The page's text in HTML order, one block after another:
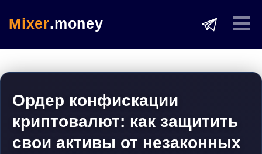
Mixer.money
Ордер конфискации
криптовалют: как защитить
свои активы от незаконных